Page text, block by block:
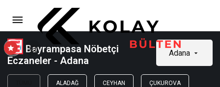
Bayrampasa Nöbetçi
Eczaneler - Adana
Adana
ALADAĞ CEYHAN ÇUKUROVA